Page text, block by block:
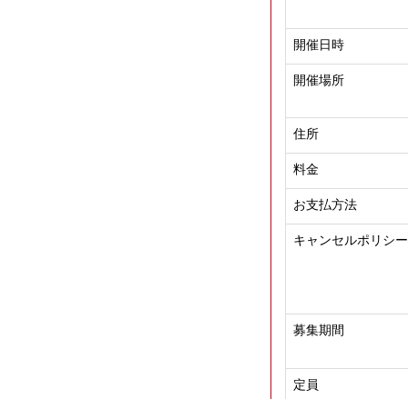
開催日時
開催場所
住所
料金
お支払方法
キャンセルポリシー
募集期間
定員